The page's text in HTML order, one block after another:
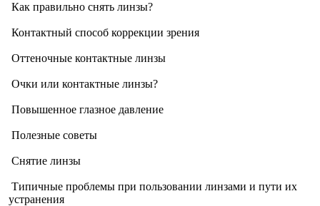
Как правильно снять линзы?
Контактный способ коррекции зрения
Оттеночные контактные линзы
Очки или контактные линзы?
Повышенное глазное давление
Полезные советы
Снятие линзы
Типичные проблемы при пользовании линзами и пути их
устранения